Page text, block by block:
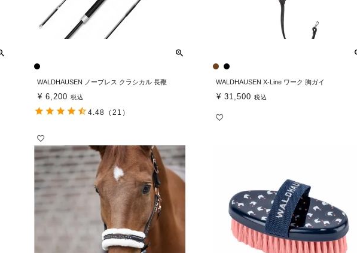
WALDHAUSEN ノーブレス クラシカル 長鞭
¥ 6,200 税込
4.48 （21）
WALDHAUSEN X-Line ワーク 胸ガイ
¥ 31,500 税込